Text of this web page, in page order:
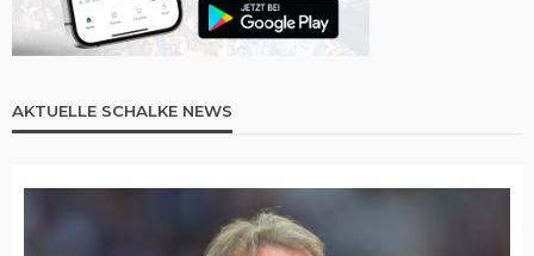
AKTUELLE SCHALKE NEWS